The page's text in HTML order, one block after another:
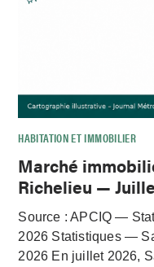
HABITATION ET IMMOBILIER
Marché
Richelieu —
Source : APCIQ —
2026 Statistiques —
2026 En juillet 2026,